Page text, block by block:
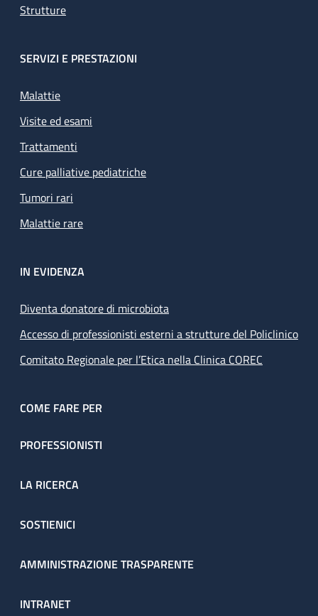
Strutture
SERVIZI E PRESTAZIONI
Malattie
Visite ed esami
Trattamenti
Cure palliative pediatriche
Tumori rari
Malattie rare
IN EVIDENZA
Diventa donatore di microbiota
Accesso di professionisti esterni a strutture del Policlinico
Comitato Regionale per l’Etica nella Clinica COREC
COME FARE PER
PROFESSIONISTI
LA RICERCA
SOSTIENICI
AMMINISTRAZIONE TRASPARENTE
INTRANET